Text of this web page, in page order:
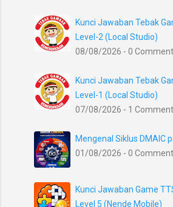
Kunci Jawaban Tebak
Level-2 (Local Studio)
08/08/2026 - 0
Kunci Jawaban Tebak
Level-1 (Local Studio)
07/08/2026 - 1
Mengenal Siklus DMAIC
01/08/2026 - 0
Kunci Jawaban Game
Level 5 (Nende Mobile)